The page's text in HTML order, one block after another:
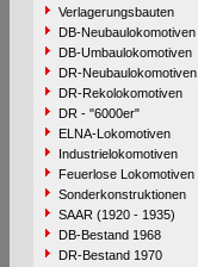
Verlagerungsbauten
DB-Neubaulokomotiven
DB-Umbaulokomotiven
DR-Neubaulokomotiven
DR-Rekolokomotiven
DR - "6000er"
ELNA-Lokomotiven
Industrielokomotiven
Feuerlose Lokomotiven
Sonderkonstruktionen
SAAR (1920 - 1935)
DB-Bestand 1968
DR-Bestand 1970